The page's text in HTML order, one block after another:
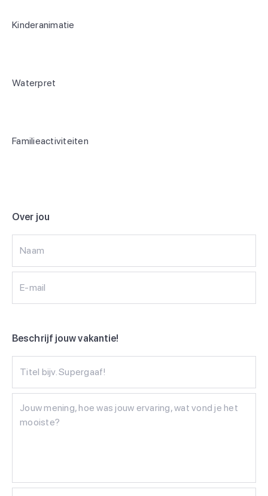
Kinderanimatie
Waterpret
Familieactiviteiten
Over jou
Naam
E-mail
Beschrijf jouw vakantie!
Titel bijv. Supergaaf!